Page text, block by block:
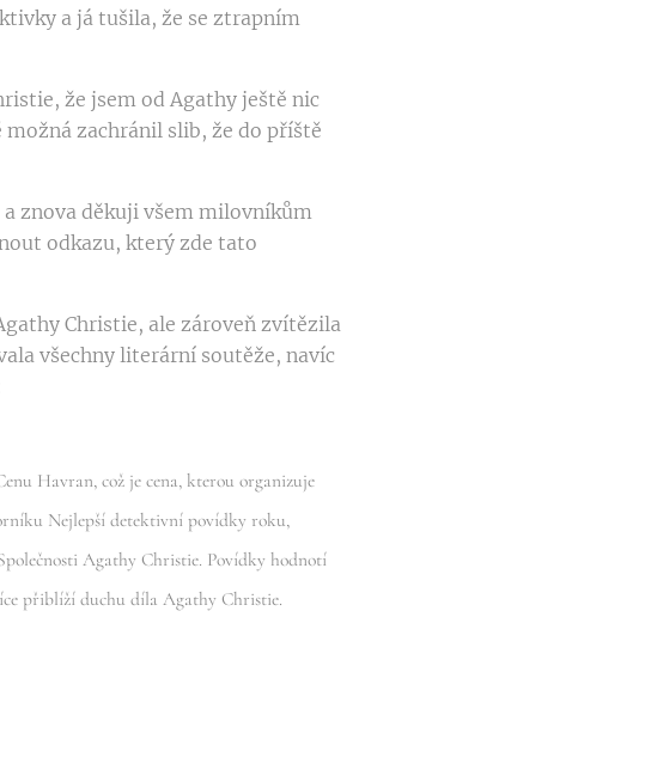
a já tušila, že se ztrapním
že jsem od Agathy ještě nic
možná zachránil slib, že do příště
znova děkuji všem milovníkům
odkazu, který zde tato
Christie, ale zároveň zvítězila
všechny literární soutěže, navíc
Havran, což je cena, kterou organizuje
Nejlepší detektivní povídky roku,
Agathy Christie. Povídky hodnotí
přiblíží duchu díla Agathy Christie.